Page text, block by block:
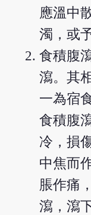
應溫中
濁，或
食積腹
瀉。其
一為宿
食積腹
冷，損
中焦而
脹作痛
瀉，瀉